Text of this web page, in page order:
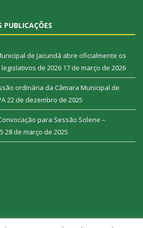
PUBLICAÇÕES
de Jacundá abre oficialmente os
de 2026 17 de março de 2026
ordinária da Câmara Municipal de
22 de dezembro de 2025
para Sessão Solene –
28 de março de 2025